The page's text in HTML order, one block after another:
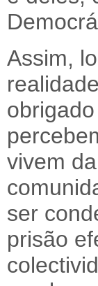
Assim,
vivem
ser
prisão